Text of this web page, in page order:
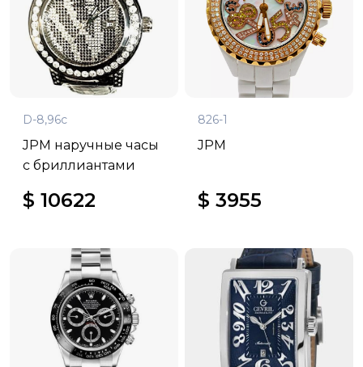
D-8,96c
JPM наручные часы
с бриллиантами
$ 10622
826-1
JPM
$ 3955